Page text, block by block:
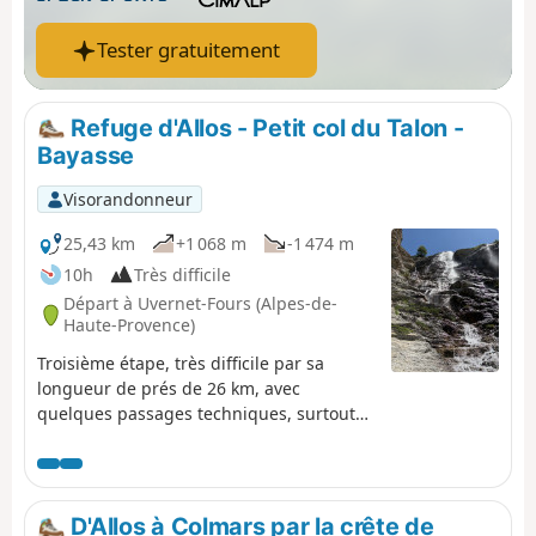
Tester gratuitement
Refuge d'Allos - Petit col du Talon -
Bayasse
Visorandonneur
25,43 km
+1 068 m
-1 474 m
10h
Très difficile
Départ à Uvernet-Fours (Alpes-de-
Haute-Provence)
Troisième étape, très difficile par sa
longueur de prés de 26 km, avec
quelques passages techniques, surtout
corps à rude épreuve. C'est la raison pour
laquelle, j'ai classé cette étape en "très
difficile". Cependant cette étape est l'une
D'Allos à Colmars par la crête de